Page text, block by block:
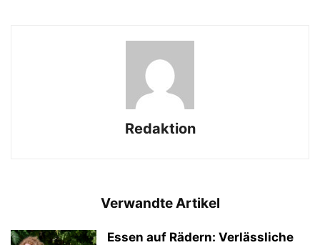
Redaktion
Verwandte Artikel
Essen auf Rädern: Verlässliche